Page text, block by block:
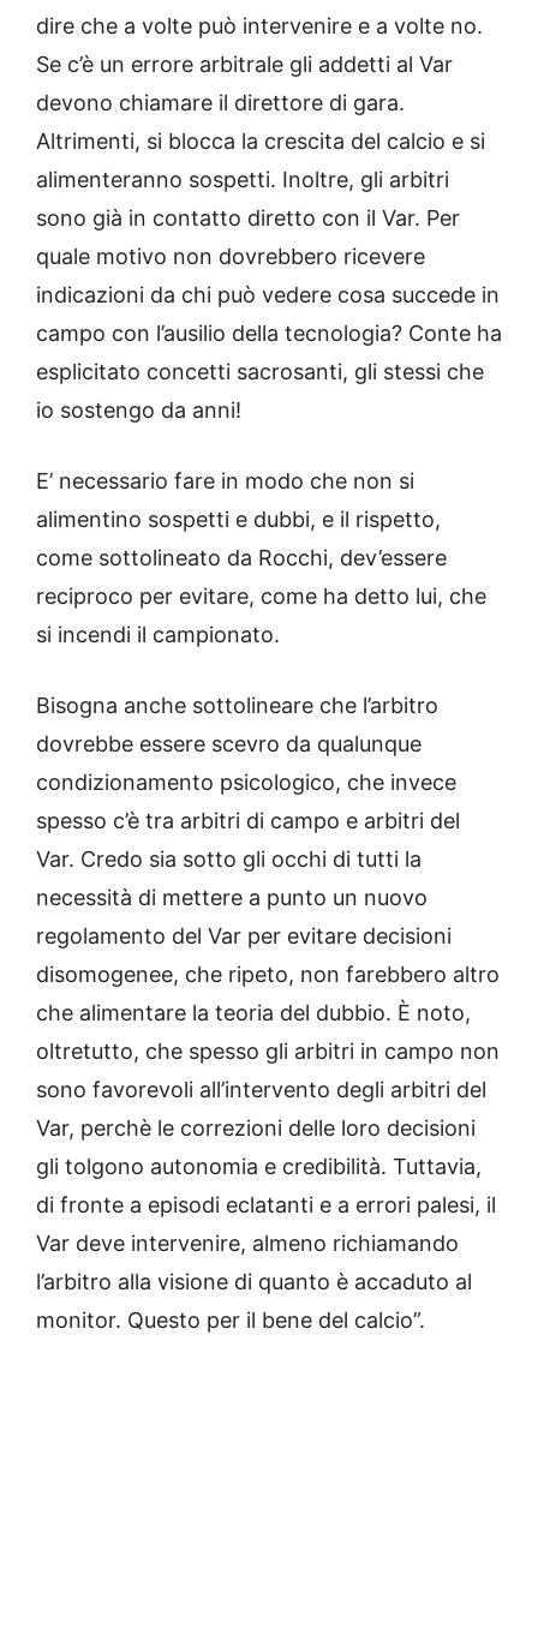
dire che a volte può intervenire e a volte no.
Se c’è un errore arbitrale gli addetti al Var
devono chiamare il direttore di gara.
Altrimenti, si blocca la crescita del calcio e si
alimenteranno sospetti. Inoltre, gli arbitri
sono già in contatto diretto con il Var. Per
quale motivo non dovrebbero ricevere
indicazioni da chi può vedere cosa succede in
campo con l’ausilio della tecnologia? Conte ha
esplicitato concetti sacrosanti, gli stessi che
io sostengo da anni!
E’ necessario fare in modo che non si
alimentino sospetti e dubbi, e il rispetto,
come sottolineato da Rocchi, dev’essere
reciproco per evitare, come ha detto lui, che
si incendi il campionato.
Bisogna anche sottolineare che l’arbitro
dovrebbe essere scevro da qualunque
condizionamento psicologico, che invece
spesso c’è tra arbitri di campo e arbitri del
Var. Credo sia sotto gli occhi di tutti la
necessità di mettere a punto un nuovo
regolamento del Var per evitare decisioni
disomogenee, che ripeto, non farebbero altro
che alimentare la teoria del dubbio. È noto,
oltretutto, che spesso gli arbitri in campo non
sono favorevoli all’intervento degli arbitri del
Var, perchè le correzioni delle loro decisioni
gli tolgono autonomia e credibilità. Tuttavia,
di fronte a episodi eclatanti e a errori palesi, il
Var deve intervenire, almeno richiamando
l’arbitro alla visione di quanto è accaduto al
monitor. Questo per il bene del calcio”.